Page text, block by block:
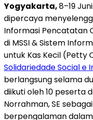
Yogyakarta,8–19
dipercaya
Informasi Pencatatan
di MSSI & Sistem
untuk Kas Kecil (Petty
Solidariedade Social e
berlangsung selama
diikuti oleh 10 peserta
Norrahman, SE
berpengalaman